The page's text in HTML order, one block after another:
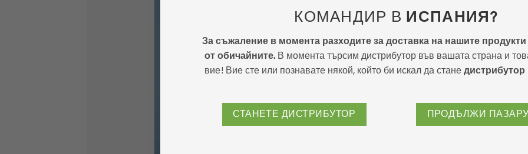
КОМАНДИР В ИСПАНИЯ?
За съжаление в момента разходите за доставка на нашите
от обичайните. В момента търсим дистрибутор във вашата страна и
вие! Вие сте или познавате някой, който би искал да стане
СТАНЕТЕ ДИСТРИБУТОР ПРОДЪЛЖИ
Контрол на
съхранение на
съхранение на (растителни)
Чрез свръхналягане в